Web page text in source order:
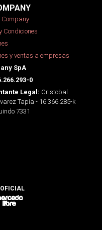
Company
Condiciones
y ventas a empresas
SpA
0
Legal: Cristobal
Tapia - 16.366.285-k
7331